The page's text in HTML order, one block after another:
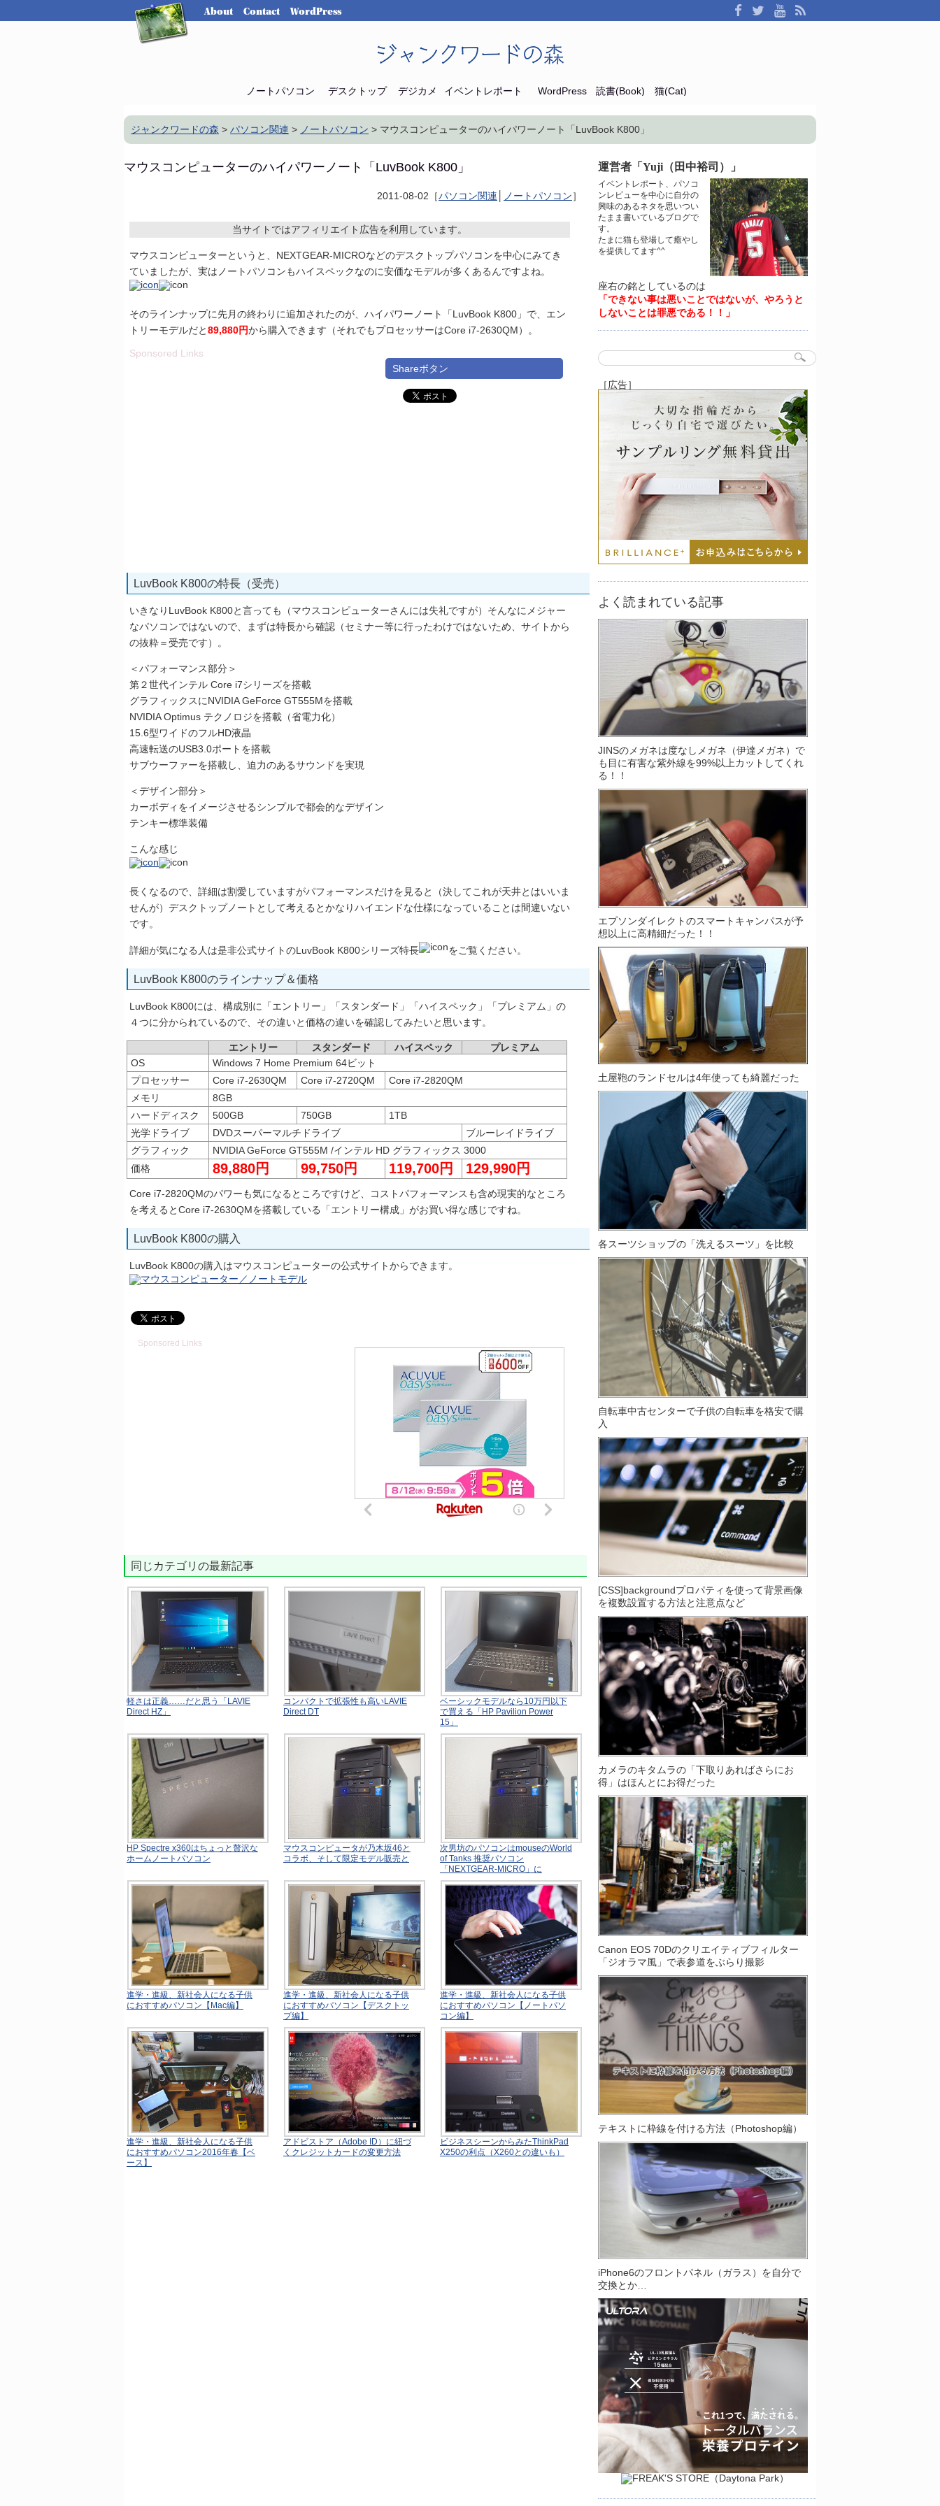
About Contact WordPress
ジャンクワードの森
ノートパソコン デスクトップ デジカメ イベントレポート WordPress 読書(Book) 猫(Cat)
ジャンクワードの森 > パソコン関連 > ノートパソコン > マウスコンピューターのハイパワーノート「LuvBook K800」
マウスコンピューターのハイパワーノート「LuvBook K800」
2011-08-02［パソコン関連 ノートパソコン］
当サイトではアフィリエイト広告を利用しています。
マウスコンピューターというと、NEXTGEAR-MICROなどのデスクトップパソコンを中心にみてき
ていましたが、実はノートパソコンもハイスペックなのに安価なモデルが多くあるんですよね。
そのラインナップに先月の終わりに追加されたのが、ハイパワーノート「LuvBook K800」で、エン
トリーモデルだと89,880円から購入できます（それでもプロセッサーはCore i7-2630QM）。
Sponsored Links
Shareボタン
LuvBook K800の特長（受売）
いきなりLuvBook K800と言っても（マウスコンピューターさんには失礼ですが）そんなにメジャー
なパソコンではないので、まずは特長から確認（セミナー等に行ったわけではないため、サイトから
の抜粋＝受売です）。
＜パフォーマンス部分＞
第２世代インテル Core i7シリーズを搭載
グラフィックスにNVIDIA GeForce GT555Mを搭載
NVIDIA Optimus テクノロジを搭載（省電力化）
15.6型ワイドのフルHD液晶
高速転送のUSB3.0ポートを搭載
サブウーファーを搭載し、迫力のあるサウンドを実現
＜デザイン部分＞
カーボディをイメージさせるシンプルで都会的なデザイン
テンキー標準装備
こんな感じ
長くなるので、詳細は割愛していますがパフォーマンスだけを見ると（決してこれが天井とはいいま
せんが）デスクトップノートとして考えるとかなりハイエンドな仕様になっていることは間違いない
です。
詳細が気になる人は是非公式サイトのLuvBook K800シリーズ特長 をご覧ください。
LuvBook K800のラインナップ＆価格
LuvBook K800には、構成別に「エントリー」「スタンダード」「ハイスペック」「プレミアム」の
４つに分かられているので、その違いと価格の違いを確認してみたいと思います。
エントリー スタンダード ハイスペック
プレミアム
OS
Windows 7 Home Premium 64ビット
プロセッサー
Core i7-2630QM Core i7-2720QM
Core i7-2820QM
メモリ
8GB
ハードディスク
500GB 750GB
1TB
光学ドライブ
DVDスーパーマルチドライブ
ブルーレイドライブ
グラフィック
NVIDIA GeForce GT555M /インテル HD グラフィックス 3000
価格
89,880円 99,750円 119,700円 129,990円
Core i7-2820QMのパワーも気になるところですけど、コストパフォーマンスも含め現実的なところ
を考えるとCore i7-2630QMを搭載している「エントリー構成」がお買い得な感じですね。
LuvBook K800の購入
LuvBook K800の購入はマウスコンピューターの公式サイトからできます。
Sponsored Links
同じカテゴリの最新記事
軽さは正義……だと思う「LAVIE
Direct HZ」
コンパクトで拡張性も高いLAVIE
Direct DT
ベーシックモデルなら10万円以下
で買える「HP Pavilion Power
15」
HP Spectre x360はちょっと贅沢な
ホームノートパソコン
マウスコンピュータが乃木坂46と
コラボ、そして限定モデル販売と
次男坊のパソコンはmouseのWorld
of Tanks 推奨パソコン
「NEXTGEAR-MICRO」に
進学・進級、新社会人になる子供
におすすめパソコン【Mac編】
進学・進級、新社会人になる子供
におすすめパソコン【デスクトッ
プ編】
進学・進級、新社会人になる子供
におすすめパソコン【ノートパソ
コン編】
進学・進級、新社会人になる子供
におすすめパソコン2016年春【ベ
ース】
アドビストア（Adobe ID）に紐づ
くクレジットカードの変更方法
ビジネスシーンからみたThinkPad
X250の利点（X260との違いも）
運営者「Yuji（田中裕司）」
イベントレポート、パソコ
ンレビューを中心に自分の
興味のあるネタを思いつい
たまま書いているブログで
す。
たまに猫も登場して癒やし
を提供してます^^
座右の銘としているのは
「できない事は悪いことではないが、やろうと
しないことは罪悪である！！」
［広告］
よく読まれている記事
JINSのメガネは度なしメガネ（伊達メガネ）で
も目に有害な紫外線を99%以上カットしてくれ
る！！
エプソンダイレクトのスマートキャンパスが予
想以上に高精細だった！！
土屋鞄のランドセルは4年使っても綺麗だった
各スーツショップの「洗えるスーツ」を比較
自転車中古センターで子供の自転車を格安で購
入
[CSS]backgroundプロパティを使って背景画像
を複数設置する方法と注意点など
カメラのキタムラの「下取りあればさらにお
得」はほんとにお得だった
Canon EOS 70Dのクリエイティブフィルター
「ジオラマ風」で表参道をぶらり撮影
テキストに枠線を付ける方法（Photoshop編）
iPhone6のフロントパネル（ガラス）を自分で
交換とか…